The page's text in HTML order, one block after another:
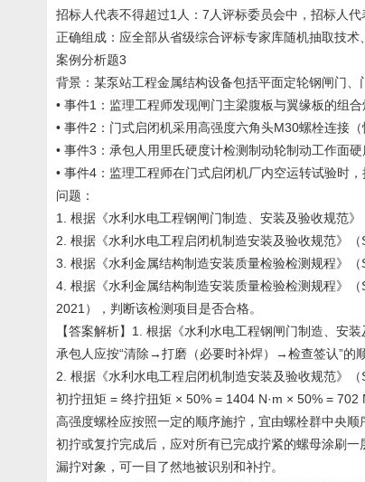
招标人代表不得超过1人：7人评标委员会中，招标人
正确组成：应全部从省级综合评标专家库随机抽取技术
案例分析题3
背景：某泵站工程金属结构设备包括平面定轮钢闸门
• 事件1：监理工程师发现闸门主梁腹板与翼缘板的组
• 事件2：门式启闭机采用高强度六角头M30螺栓连接
• 事件3：承包人用里氏硬度计检测制动轮制动工作面
• 事件4：监理工程师在门式启闭机厂内空运转试验时
问题：
1. 根据《水利水电工程钢闸门制造、安装及验收规范
2. 根据《水利水电工程启闭机制造安装及验收规范》
3. 根据《水利金属结构制造安装质量检验检测规程》
4. 根据《水利金属结构制造安装质量检验检测规程》
2021），判断该检测项目是否合格。
【答案解析】1. 根据《水利水电工程钢闸门制造、安
承包人应按“清除→打磨（必要时补焊）→检查签认”的
2. 根据《水利水电工程启闭机制造安装及验收规范》
初拧扭矩 = 终拧扭矩 × 50% = 1404 N·m × 50% = 702
高强度螺栓应按照一定的顺序施拧，宜由螺栓群中央
初拧或复拧完成后，应对所有已完成拧紧的螺母涂刷
漏拧对象，可一目了然地被识别和补拧。